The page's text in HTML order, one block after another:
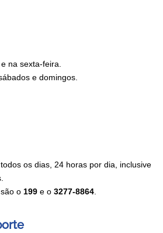
na sexta-feira.
e domingos.
os dias, 24 horas por dia, inclusive
o 199 e o 3277-8864.